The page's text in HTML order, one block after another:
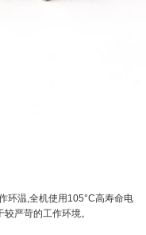
环温,全机使用105°C高寿命电
严苛的工作环境。